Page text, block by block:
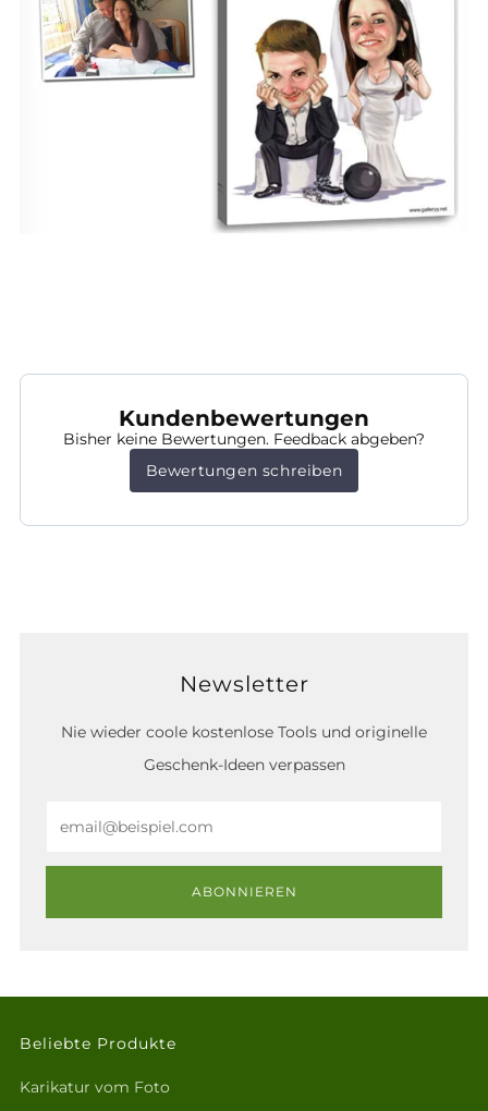
Kundenbewertungen
Bisher keine Bewertungen. Feedback abgeben?
Bewertungen schreiben
Newsletter
Nie wieder coole kostenlose Tools und originelle
Geschenk-Ideen verpassen
ABONNIEREN
Beliebte Produkte
Karikatur vom Foto